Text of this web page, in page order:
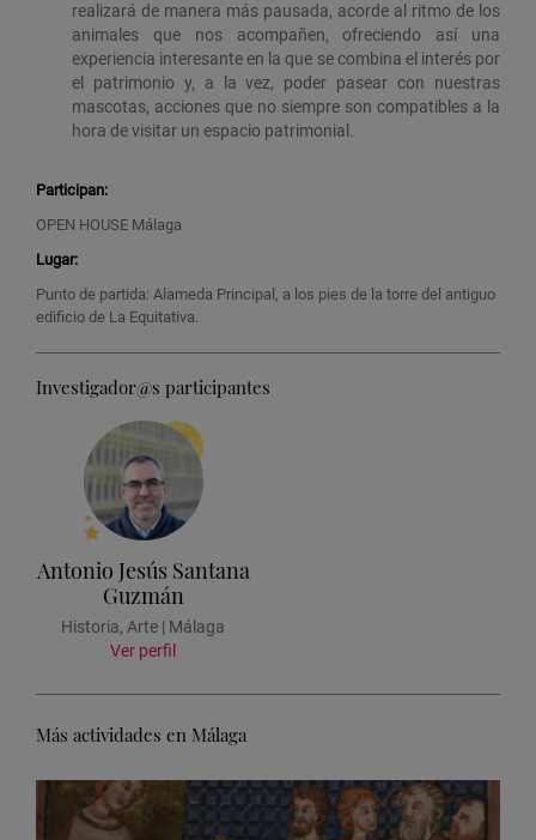
realizará de manera más pausada, acorde al ritmo de los
animales que nos acompañen, ofreciendo así una
experiencia interesante en la que se combina el interés por
el patrimonio y, a la vez, poder pasear con nuestras
mascotas, acciones que no siempre son compatibles a la
hora de visitar un espacio patrimonial.
Participan:
OPEN HOUSE Málaga
Lugar:
Punto de partida: Alameda Principal, a los pies de la torre del antiguo
edificio de La Equitativa.
Investigador@s participantes
Antonio Jesús Santana
Guzmán
Historia, Arte | Málaga
Ver perfil
Más actividades en Málaga